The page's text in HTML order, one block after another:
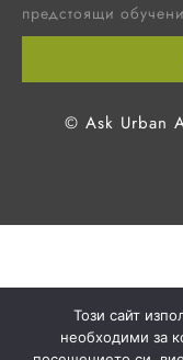
предстоящи
© Ask Urban
Този сайт
необходими за